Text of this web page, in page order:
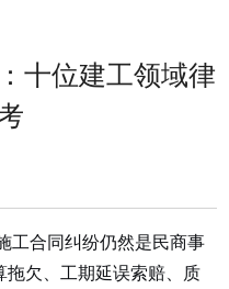
十位建工领域律
工合同纠纷仍然是民商事
欠、工期延误索赔、质